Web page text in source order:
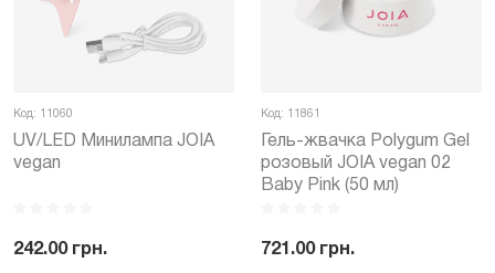
Код: 11060
UV/LED Минилампа JOIA
vegan
242.00 грн.
Код: 11861
Гель-жвачка Polygum Gel
розовый JOIA vegan 02
Baby Pink (50 мл)
721.00 грн.